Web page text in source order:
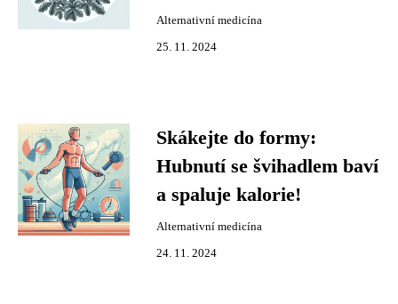
Alternativní medicína
25. 11. 2024
Skákejte do formy:
Hubnutí se švihadlem baví
a spaluje kalorie!
Alternativní medicína
24. 11. 2024